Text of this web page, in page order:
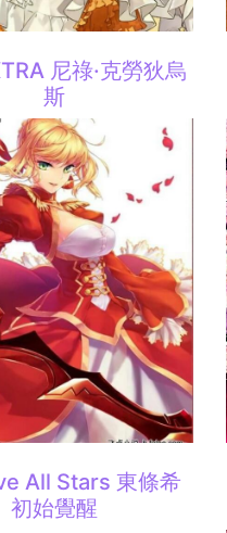
尼祿·克勞狄烏
斯
All Stars 東條希
初始覺醒